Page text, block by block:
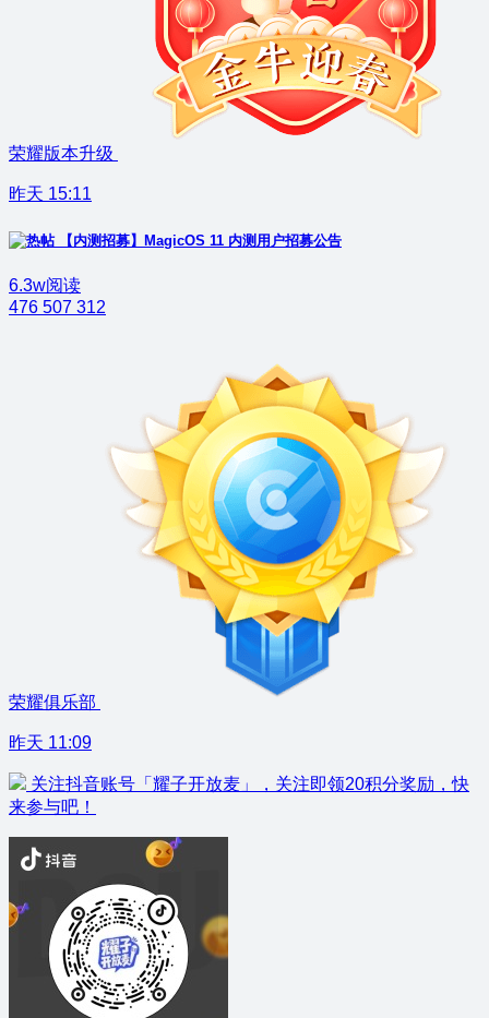
荣耀版本升级
昨天 15:11
【内测招募】MagicOS 11 内测用户招募公告
6.3w阅读
476 507 312
荣耀俱乐部
昨天 11:09
关注抖音账号「耀子开放麦」，关注即领20积分奖励，快
来参与吧！